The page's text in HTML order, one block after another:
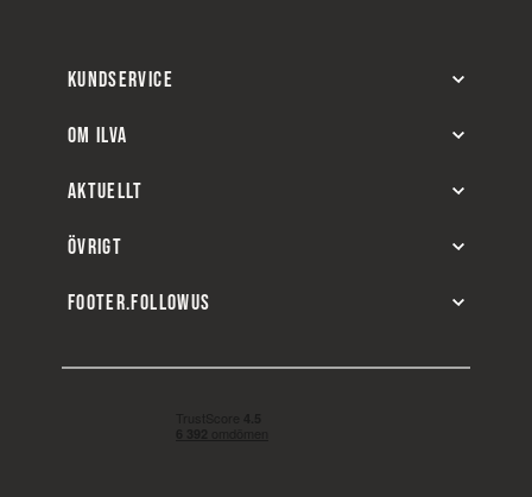
KUNDSERVICE
OM ILVA
AKTUELLT
ÖVRIGT
FOOTER.FOLLOWUS